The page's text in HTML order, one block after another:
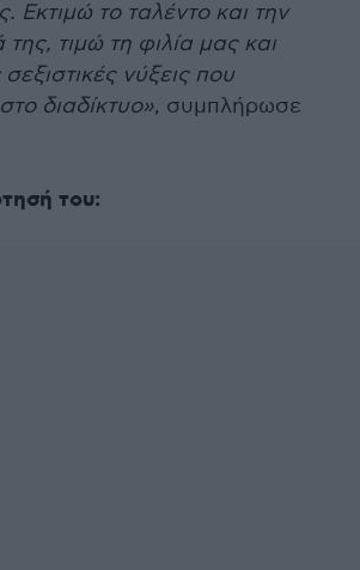
Εκτιμώ το ταλέντο και την
τιμώ τη φιλία μας και
σεξιστικές νύξεις που
διαδίκτυο», συμπλήρωσε
του: